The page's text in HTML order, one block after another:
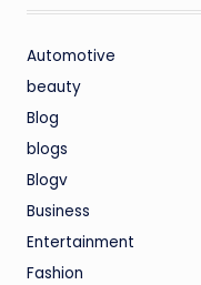
Automotive
beauty
Blog
blogs
Blogv
Business
Entertainment
Fashion